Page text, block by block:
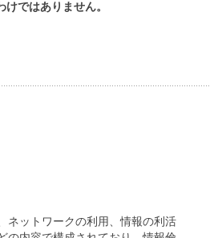
ではありません。
ネットワークの利用、情報の利活